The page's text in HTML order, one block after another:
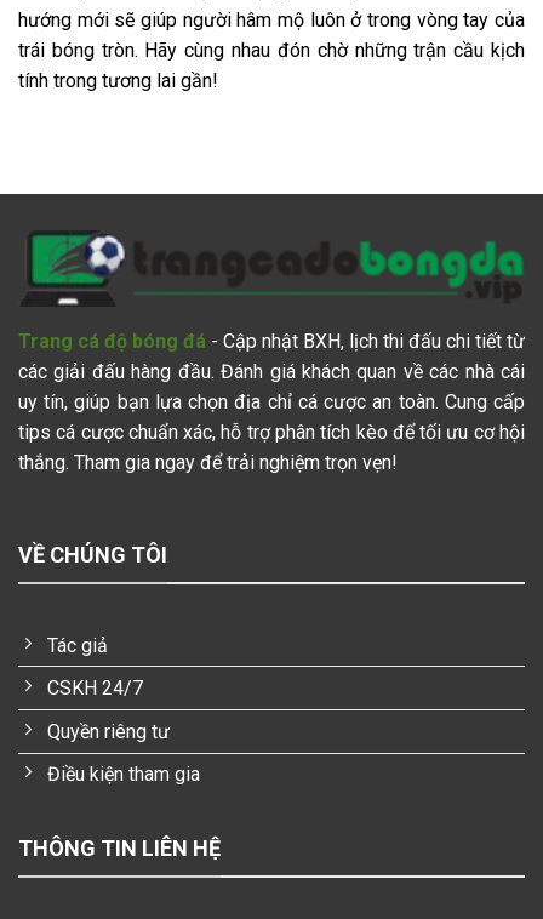
hướng mới sẽ giúp người hâm mộ luôn ở trong vòng tay của
trái bóng tròn. Hãy cùng nhau đón chờ những trận cầu kịch
tính trong tương lai gần!
Trang cá độ bóng đá - Cập nhật BXH, lịch thi đấu chi tiết từ
các giải đấu hàng đầu. Đánh giá khách quan về các nhà cái
uy tín, giúp bạn lựa chọn địa chỉ cá cược an toàn. Cung cấp
tips cá cược chuẩn xác, hỗ trợ phân tích kèo để tối ưu cơ hội
thắng. Tham gia ngay để trải nghiệm trọn vẹn!
VỀ CHÚNG TÔI
Tác giả
CSKH 24/7
Quyền riêng tư
Điều kiện tham gia
THÔNG TIN LIÊN HỆ